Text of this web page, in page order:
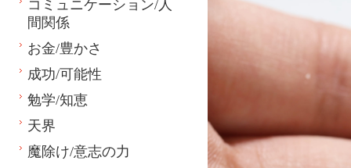
コミュニケーション/人
間関係
お金/豊かさ
成功/可能性
勉学/知恵
天界
魔除け/意志の力